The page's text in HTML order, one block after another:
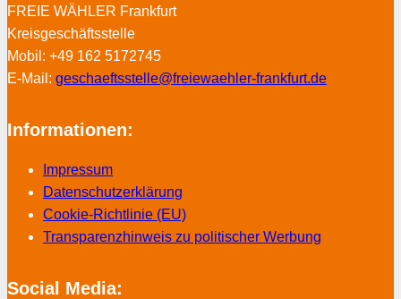
FREIE WÄHLER Frankfurt
Kreisgeschäftsstelle
Mobil: +49 162 5172745
E-Mail: geschaeftsstelle@freiewaehler-frankfurt.de
Informationen:
Impressum
Datenschutzerklärung
Cookie-Richtlinie (EU)
Transparenzhinweis zu politischer Werbung
Social Media: